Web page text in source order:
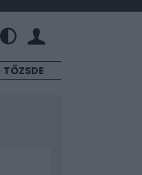
TŐZSDE